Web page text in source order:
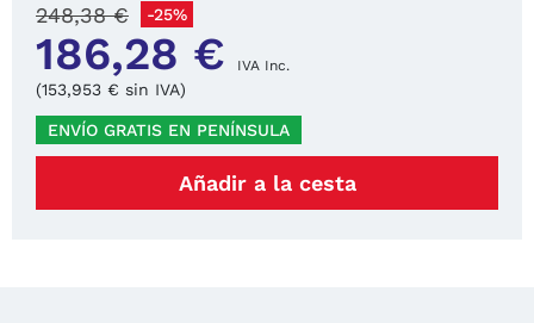
186,28 € IVA Inc.
248,38 € -25%
(153,953 € sin IVA)
ENVÍO GRATIS EN PENÍNSULA
Añadir a la cesta